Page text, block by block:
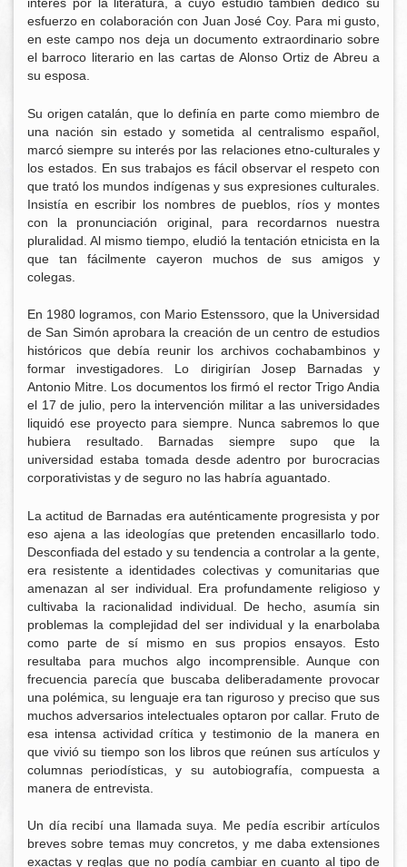
esfuerzo en colaboración con Juan José Coy. Para mi gusto,
en este campo nos deja un documento extraordinario sobre
el barroco literario en las cartas de Alonso Ortiz de Abreu a
su esposa.
Su origen catalán, que lo definía en parte como miembro de
una nación sin estado y sometida al centralismo español,
marcó siempre su interés por las relaciones etno-culturales y
los estados. En sus trabajos es fácil observar el respeto con
que trató los mundos indígenas y sus expresiones culturales.
Insistía en escribir los nombres de pueblos, ríos y montes
con la pronunciación original, para recordarnos nuestra
pluralidad. Al mismo tiempo, eludió la tentación etnicista en la
que tan fácilmente cayeron muchos de sus amigos y
colegas.
En 1980 logramos, con Mario Estenssoro, que la Universidad
de San Simón aprobara la creación de un centro de estudios
históricos que debía reunir los archivos cochabambinos y
formar investigadores. Lo dirigirían Josep Barnadas y
Antonio Mitre. Los documentos los firmó el rector Trigo Andia
el 17 de julio, pero la intervención militar a las universidades
liquidó ese proyecto para siempre. Nunca sabremos lo que
hubiera resultado. Barnadas siempre supo que la
universidad estaba tomada desde adentro por burocracias
corporativistas y de seguro no las habría aguantado.
La actitud de Barnadas era auténticamente progresista y por
eso ajena a las ideologías que pretenden encasillarlo todo.
Desconfiada del estado y su tendencia a controlar a la gente,
era resistente a identidades colectivas y comunitarias que
amenazan al ser individual. Era profundamente religioso y
cultivaba la racionalidad individual. De hecho, asumía sin
problemas la complejidad del ser individual y la enarbolaba
como parte de sí mismo en sus propios ensayos. Esto
resultaba para muchos algo incomprensible. Aunque con
frecuencia parecía que buscaba deliberadamente provocar
una polémica, su lenguaje era tan riguroso y preciso que sus
muchos adversarios intelectuales optaron por callar. Fruto de
esa intensa actividad crítica y testimonio de la manera en
que vivió su tiempo son los libros que reúnen sus artículos y
columnas periodísticas, y su autobiografía, compuesta a
manera de entrevista.
Un día recibí una llamada suya. Me pedía escribir artículos
breves sobre temas muy concretos, y me daba extensiones
exactas y reglas que no podía cambiar en cuanto al tipo de